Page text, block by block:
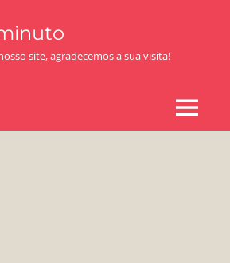
site, agradecemos a sua visita!
MENU